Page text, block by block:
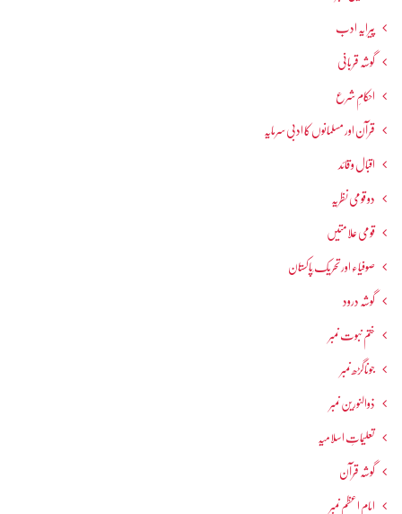
پیرایہ ادب
گوشہ قربانی
احکامِ شرع
قرآن اور مسلمانوں کا ادبی سرمایہ
اقبال و قائد
دو قومی نظریہ
قومی علامتیں
صوفیاء اور تحریک ِپاکستان
گوشہ درود
ختم نبوت نمبر
جوناگڑھ نمبر
ذوالنورین نمبر
تعلیماتِ اسلامیہ
گوشہ قرآن
امام اعظم نمبر